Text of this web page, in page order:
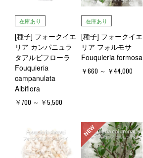
在庫あり
[種子] フォークイエ
リア カンパニュラ
タアルビフローラ
Fouquieria
campanulata
Albiflora
￥700 ～ ￥5,500
在庫あり
[種子] フォークイエ
リア フォルモサ
Fouquieria formosa
￥660 ～ ￥44,000
NEW